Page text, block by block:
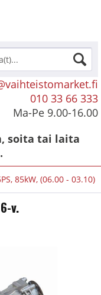
010 33 66 333
Ma-Pe 9.00-16.00
soita tai laita
85kW, (06.00 - 03.10)
v.